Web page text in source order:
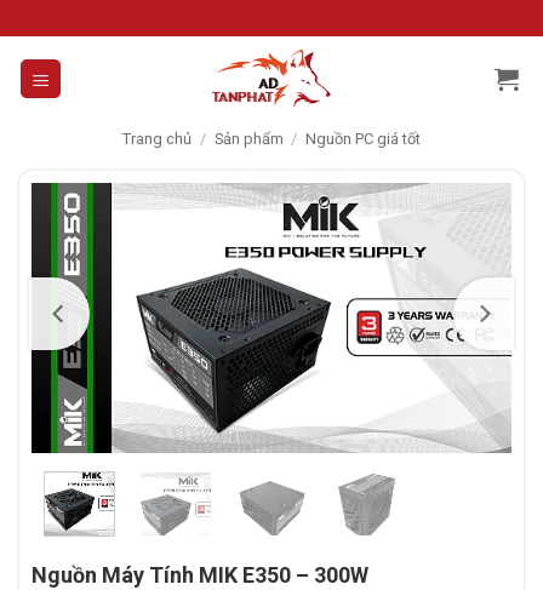
to
content
Trang chủ / Sản phẩm / Nguồn PC giá tốt
Nguồn Máy Tính MIK E350 – 300W